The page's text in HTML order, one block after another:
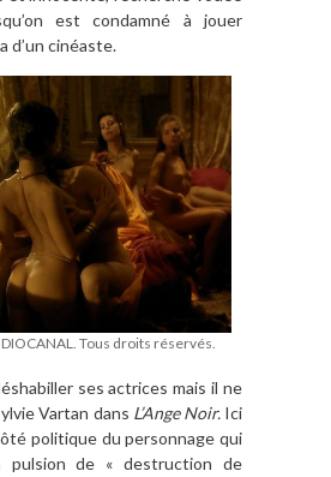
est condamné à jouer
d’un cinéaste.
Tous droits réservés.
ses actrices mais il ne
Vartan dans L’Ange Noir. Ici
politique du personnage qui
pulsion de « destruction de